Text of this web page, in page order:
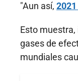
"Aun así,
Esto
gases de
mundiales